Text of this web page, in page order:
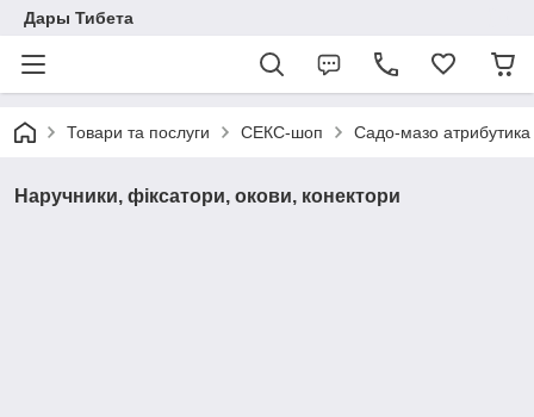
Дары Тибета
Товари та послуги СЕКС-шоп Садо-мазо атрибутика
Наручники, фіксатори, окови, конектори